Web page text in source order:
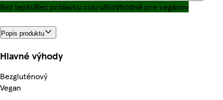
Bez lepkuBez prídavku cukruBioVhodné pre vegánov
Popis produktu
Hlavné výhody
Bezgluténový
Vegan